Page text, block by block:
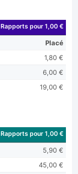
Rapports pour 1,00 €
Placé
1,80 €
6,00 €
19,00 €
Rapports pour 1,00 €
5,90 €
45,00 €